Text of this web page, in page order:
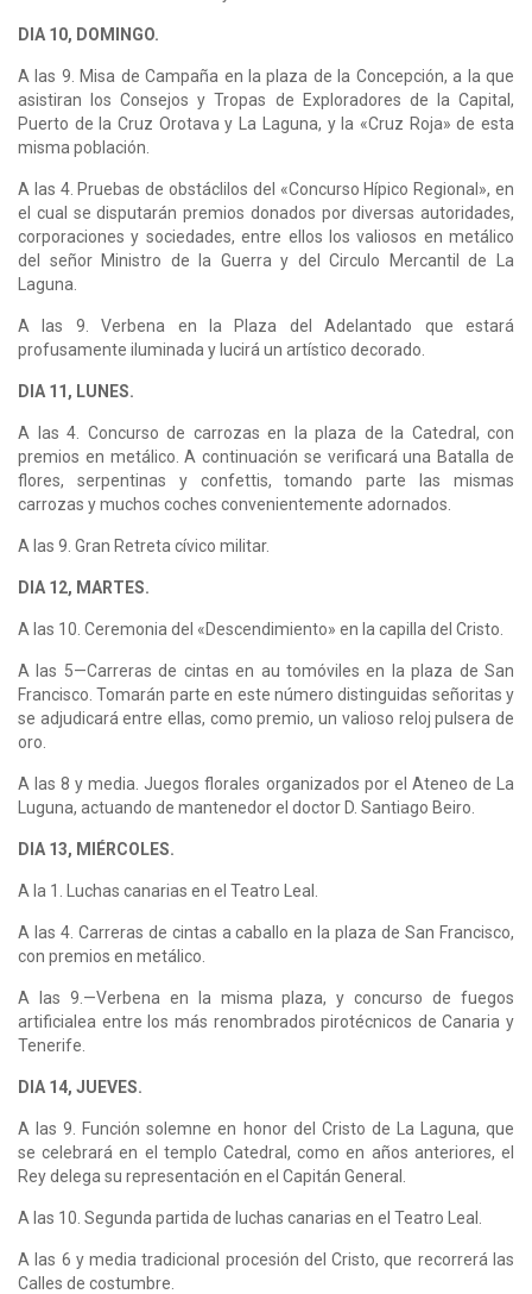
DIA 10, DOMINGO.
A las 9. Misa de Campaña en la plaza de la Concepción, a la que
asistiran los Consejos y Tropas de Exploradores de la Capital,
Puerto de la Cruz Orotava y La Laguna, y la «Cruz Roja» de esta
misma población.
A las 4. Pruebas de obstáclilos del «Concurso Hípico Regional», en
el cual se disputarán premios donados por diversas autoridades,
corporaciones y sociedades, entre ellos los valiosos en metálico
del señor Ministro de la Guerra y del Circulo Mercantil de La
Laguna.
A las 9. Verbena en la Plaza del Adelantado que estará
profusamente iluminada y lucirá un artístico decorado.
DIA 11, LUNES.
A las 4. Concurso de carrozas en la plaza de la Catedral, con
premios en metálico. A continuación se verificará una Batalla de
flores, serpentinas y confettis, tomando parte las mismas
carrozas y muchos coches convenientemente adornados.
A las 9. Gran Retreta cívico militar.
DIA 12, MARTES.
A las 10. Ceremonia del «Descendimiento» en la capilla del Cristo.
A las 5—Carreras de cintas en au tomóviles en la plaza de San
Francisco. Tomarán parte en este número distinguidas señoritas y
se adjudicará entre ellas, como premio, un valioso reloj pulsera de
oro.
A las 8 y media. Juegos florales organizados por el Ateneo de La
Luguna, actuando de mantenedor el doctor D. Santiago Beiro.
DIA 13, MIÉRCOLES.
A la 1. Luchas canarias en el Teatro Leal.
A las 4. Carreras de cintas a caballo en la plaza de San Francisco,
con premios en metálico.
A las 9.—Verbena en la misma plaza, y concurso de fuegos
artificialea entre los más renombrados pirotécnicos de Canaria y
Tenerife.
DIA 14, JUEVES.
A las 9. Función solemne en honor del Cristo de La Laguna, que
se celebrará en el templo Catedral, como en años anteriores, el
Rey delega su representación en el Capitán General.
A las 10. Segunda partida de luchas canarias en el Teatro Leal.
A las 6 y media tradicional procesión del Cristo, que recorrerá las
Calles de costumbre.